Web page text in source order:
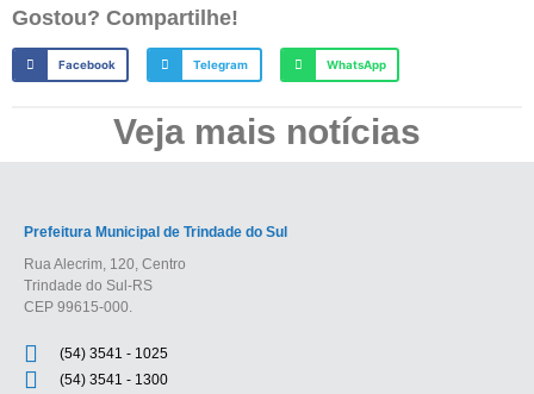
Gostou? Compartilhe!
Facebook Telegram WhatsApp
Veja mais notícias
Prefeitura Municipal de Trindade do Sul
Rua Alecrim, 120, Centro
Trindade do Sul-RS
CEP 99615-000.
(54) 3541 - 1025
(54) 3541 - 1300